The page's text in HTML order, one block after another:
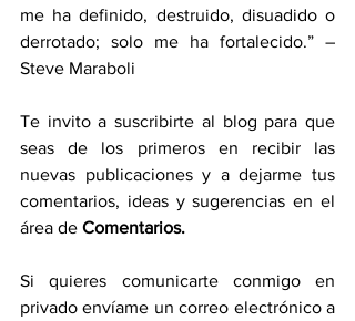
me ha definido, destruido, disuadido o
derrotado; solo me ha fortalecido.” –
Steve Maraboli
Te invito a suscribirte al blog para que
seas de los primeros en recibir las
nuevas publicaciones y a dejarme tus
comentarios, ideas y sugerencias en el
área de Comentarios.
Si quieres comunicarte conmigo en